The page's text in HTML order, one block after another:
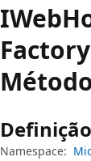
IWeb
Definição
Namespace: